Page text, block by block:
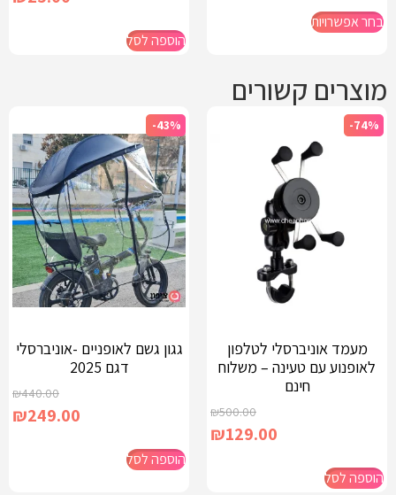
בחר אפשרויות
הוספה לסל
מוצרים קשורים
-74%
מעמד אוניברסלי לטלפון
לאופנוע עם טעינה – משלוח
חינם
₪500.00
₪129.00
הוספה לסל
-43%
גגון גשם לאופניים -אוניברסלי
דגם 2025
₪440.00
₪249.00
הוספה לסל